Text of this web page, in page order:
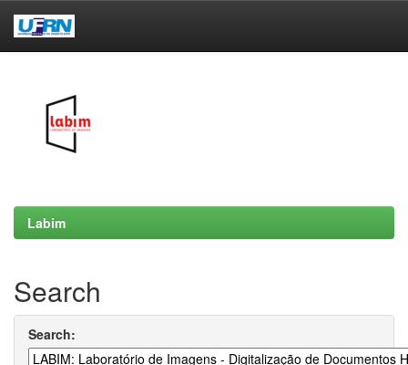
Labim
Search
Search: